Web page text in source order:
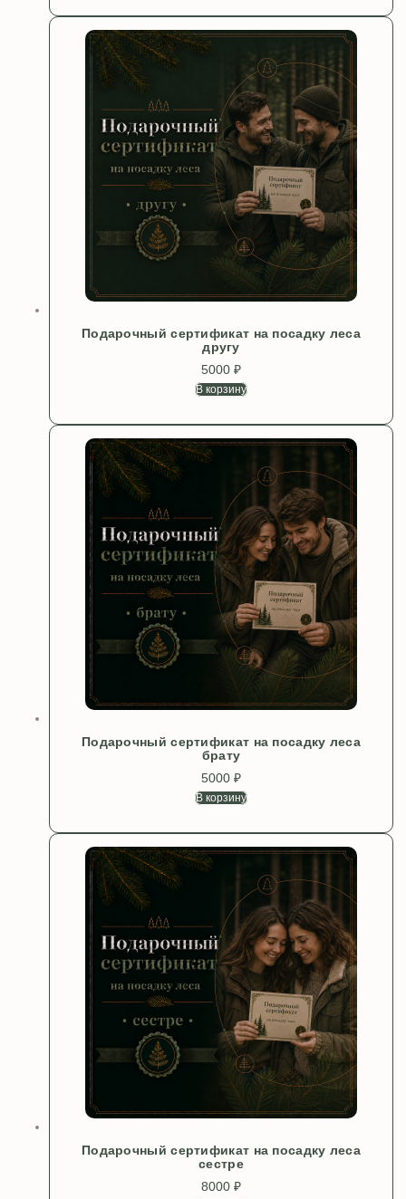
Подарочный сертификат на посадку леса
другу
5000 ₽
В корзину
Подарочный сертификат на посадку леса
брату
5000 ₽
В корзину
Подарочный сертификат на посадку леса
сестре
8000 ₽